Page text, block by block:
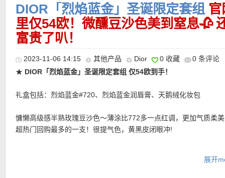
来更饱满、更水润、更有光泽的状态，像给唇部覆上一层清透玻璃
的存在感，而是带着精致感的丰盈光泽——日常单涂清透自然，叠
之上，则能让唇妆瞬间更立体、更有水感。柔软海绵刷头贴合唇形
-Dior迪奥化妆包
购买直达链接在此
更多 DIOR/迪奥 活动链接在此
★ 今天全场9折优惠码： LASTCHANCE 亲测有效！
DIOR「烈焰蓝金」圣诞限定套组
里仅54欧！微醺豆沙色美到窒息🥀
富贵了叭！
2023-11-06 14:15 其他产品 Dior 0 收藏
0 条评论
★ DIOR「烈焰蓝金」圣诞限定套组 仅54欧到手！
礼盒包括：烈焰蓝金#720、烈焰蓝金润唇膏、天鹅绒化妆包
慵懒高级感半熟玫瑰豆沙色～薄涂比772多一点红调，更加气质柔
超热门回购最多的一支！很提气色，黄黑皮闭眼冲!
展开